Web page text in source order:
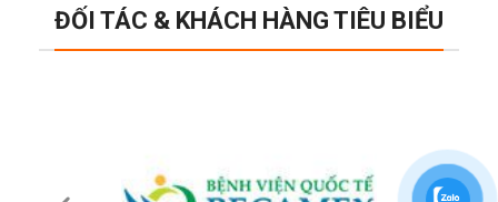
ĐỐI TÁC & KHÁCH HÀNG TIÊU BIỂU